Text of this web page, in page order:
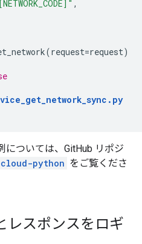
,
(request=request)
. py
については、GitHub リポジ
python をご覧くださ
レスポンスをロギ